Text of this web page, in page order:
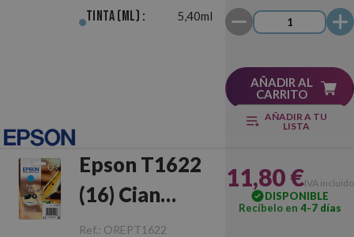
Tinta (ml) : 5,40ml
AÑADIR AL
CARRITO
AÑADIR A TU
LISTA
Epson T1622
(16) Cian
Original
Ref.: OREPT1622
11,80 €IVA incluido
DISPONIBLE
Recíbelo en 4-7 días